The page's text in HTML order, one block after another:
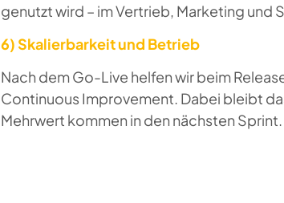
genutzt wird – im Vertrieb, Marketing und
6) Skalierbarkeit und Betrieb
Nach dem Go-Live helfen wir beim
Continuous Improvement. Dabei bleibt
Mehrwert kommen in den nächsten Sprint.